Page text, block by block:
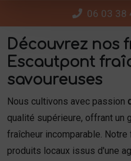
06 03 38
Découvrez nos
Escautpont
savoureuses
Nous cultivons avec passion
qualité supérieure, offrant un
fraîcheur incomparable.
produits locaux issus d'une